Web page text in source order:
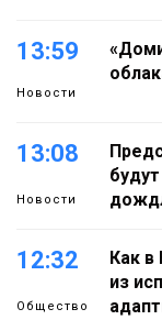
13:59
Новости
13:08
Новости
12:32
Общество
Как
из